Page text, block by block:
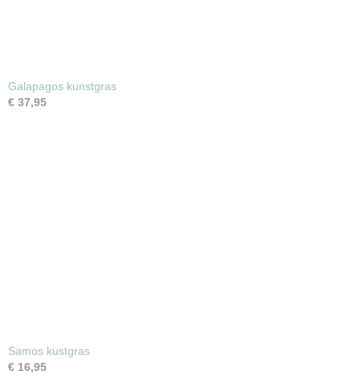
Galapagos kunstgras
€ 37,95
Samos kustgras
€ 16,95